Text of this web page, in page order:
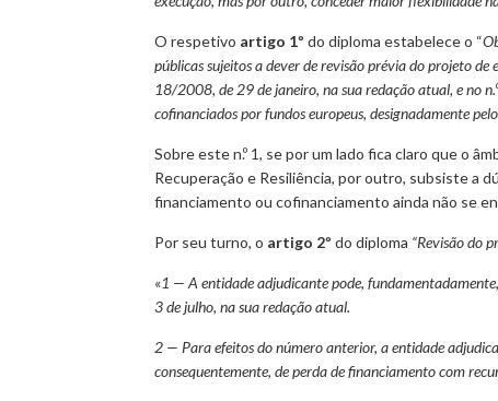
O respetivo artigo 1º do diploma estabelece o “
públicas sujeitos a dever de revisão prévia do projeto
18/2008, de 29 de janeiro, na sua redação atual, e no
cofinanciados por fundos europeus, designadamente
Sobre este n.º 1, se por um lado fica claro que o
Recuperação e Resiliência, por outro, subsiste a
financiamento ou cofinanciamento ainda não se
Por seu turno, o artigo 2º do diploma “Revisão do
«1 — A entidade adjudicante pode,
3 de julho, na sua redação atual.
2 — Para efeitos do número anterior, a entidade
consequentemente, de perda de financiamento com